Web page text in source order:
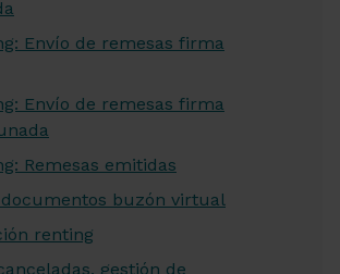
Envío de remesas firma
Envío de remesas firma
Remesas emitidas
buzón virtual
renting
gestión de